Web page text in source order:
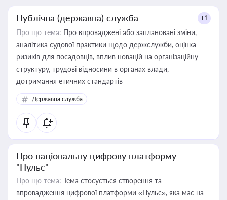
Публічна (державна) служба +1
Про що тема: Про впроваджені або заплановані зміни,
аналітика судової практики щодо держслужби, оцінка
ризиків для посадовців, вплив новацій на організаційну
структуру, трудові відносини в органах влади,
дотримання етичних стандартів
Державна служба
Про національну цифрову платформу
"Пульс"
Про що тема: Тема стосується створення та
впровадження цифрової платформи «Пульс», яка має на